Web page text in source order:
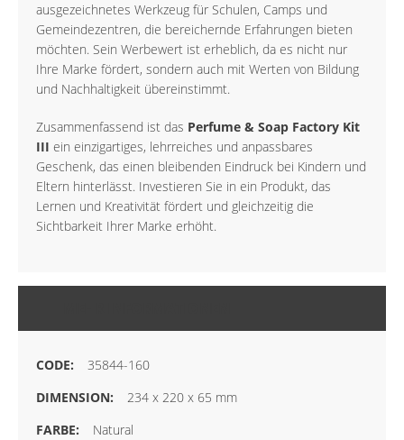
ausgezeichnetes Werkzeug für Schulen, Camps und
Gemeindezentren, die bereichernde Erfahrungen bieten
möchten. Sein Werbewert ist erheblich, da es nicht nur
Ihre Marke fördert, sondern auch mit Werten von Bildung
und Nachhaltigkeit übereinstimmt.
Zusammenfassend ist das Perfume & Soap Factory Kit
III ein einzigartiges, lehrreiches und anpassbares
Geschenk, das einen bleibenden Eindruck bei Kindern und
Eltern hinterlässt. Investieren Sie in ein Produkt, das
Lernen und Kreativität fördert und gleichzeitig die
Sichtbarkeit Ihrer Marke erhöht.
35844-160
234 x 220 x 65 mm
Natural